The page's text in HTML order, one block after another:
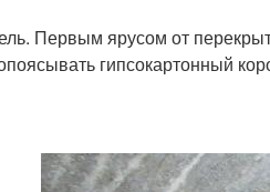
Первым ярусом от
гипсокартонный